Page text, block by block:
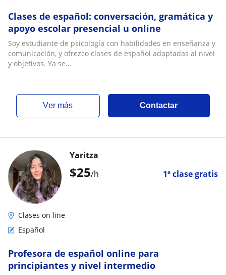
Clases de español: conversación, gramática y
apoyo escolar presencial u online
Soy estudiante de psicología con habilidades en enseñanza y
comunicación, y ofrezco clases de español adaptadas al nivel
y objetivos. Ya se...
ver más Contactar
$25/h 1ª clase gratis
Yaritza
Clases on line
Español
Profesora de español online para
principiantes y nivel intermedio